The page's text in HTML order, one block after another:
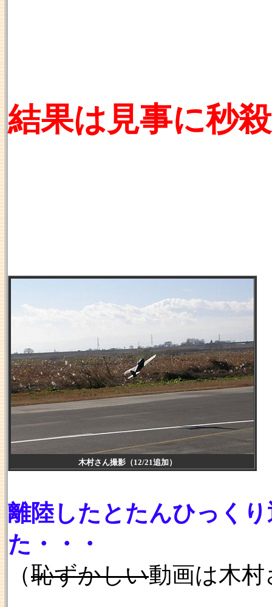
結果は見事に秒
木村さん撮影（12/21追加）
離陸したとたんひっく
た・・・
（恥ずかしい動画は木